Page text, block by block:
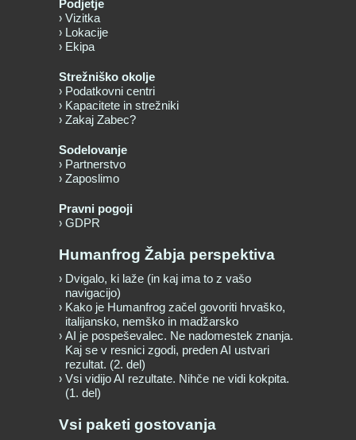
Podjetje
Vizitka
Lokacije
Ekipa
Strežniško okolje
Podatkovni centri
Kapacitete in strežniki
Zakaj Zabec?
Sodelovanje
Partnerstvo
Zaposlimo
Pravni pogoji
GDPR
Humanfrog Žabja perspektiva
Dvigalo, ki laže (in kaj ima to z vašo
navigacijo)
Kako je Humanfrog začel govoriti hrvaško,
italijansko, nemško in madžarsko
AI je pospeševalec. Ne nadomestek znanja.
Kaj se v resnici zgodi, preden AI ustvari
rezultat. (2. del)
Vsi vidijo AI rezultate. Nihče ne vidi kokpita.
(1. del)
Vsi paketi gostovanja